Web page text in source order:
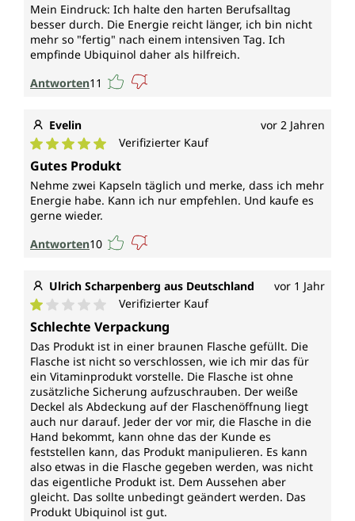
Mein Eindruck: Ich halte den harten Berufsalltag
besser durch. Die Energie reicht länger, ich bin nicht
mehr so "fertig" nach einem intensiven Tag. Ich
empfinde Ubiquinol daher als hilfreich.
Antworten11
Evelin vor 2 Jahren
Durchschnittliche Bewertung von 5 von 5 Sternen
Verifizierter Kauf
Gutes Produkt
Nehme zwei Kapseln täglich und merke, dass ich mehr
Energie habe. Kann ich nur empfehlen. Und kaufe es
gerne wieder.
Antworten10
Ulrich Scharpenberg aus Deutschland vor 1 Jahr
Durchschnittliche Bewertung von 1 von 5 Sternen
Verifizierter Kauf
Schlechte Verpackung
Das Produkt ist in einer braunen Flasche gefüllt. Die
Flasche ist nicht so verschlossen, wie ich mir das für
ein Vitaminprodukt vorstelle. Die Flasche ist ohne
zusätzliche Sicherung aufzuschrauben. Der weiße
Deckel als Abdeckung auf der Flaschenöffnung liegt
auch nur darauf. Jeder der vor mir, die Flasche in die
Hand bekommt, kann ohne das der Kunde es
feststellen kann, das Produkt manipulieren. Es kann
also etwas in die Flasche gegeben werden, was nicht
das eigentliche Produkt ist. Dem Aussehen aber
gleicht. Das sollte unbedingt geändert werden. Das
Produkt Ubiquinol ist gut.